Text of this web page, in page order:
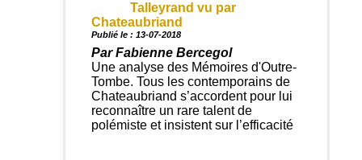
Talleyrand vu par
Chateaubriand
Publié le : 13-07-2018
Par Fabienne Bercegol
Une analyse des Mémoires d'Outre-
Tombe. Tous les contemporains de
Chateaubriand s’accordent pour lui
reconnaître un rare talent de
polémiste et insistent sur l’efficacité